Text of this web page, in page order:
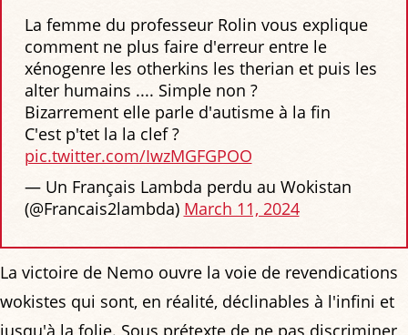
La femme du professeur Rolin vous explique
comment ne plus faire d'erreur entre le
xénogenre les otherkins les therian et puis les
alter humains .... Simple non ?
Bizarrement elle parle d'autisme à la fin
C'est p'tet la la clef ?
pic.twitter.com/IwzMGFGPOO
— Un Français Lambda perdu au Wokistan
(@Francais2lambda) March 11, 2024
La victoire de Nemo ouvre la voie de revendications
wokistes qui sont, en réalité, déclinables à l'infini et
jusqu'à la folie. Sous prétexte de ne pas discriminer,